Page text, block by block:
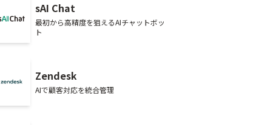
sAI Chat
最初から高精度を狙えるAIチャットボッ
ト
Zendesk
AIで顧客対応を統合管理